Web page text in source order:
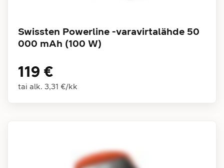
Swissten Powerline -varavirtalähde 50
000 mAh (100 W)
119 €
tai alk. 3,31 €/kk